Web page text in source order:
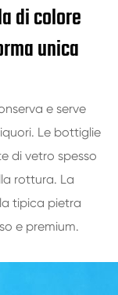
di colore
unica
e serve
Le bottiglie
di vetro spesso
rottura. La
tipica pietra
e premium.